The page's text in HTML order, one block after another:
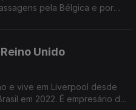
pela Bélgica e por
Unido
e vive em Liverpool desde
em 2022. É empresário da